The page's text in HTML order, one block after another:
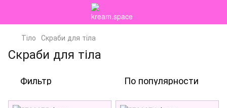
Тіло Скраби для тіла
Скраби для тіла
Фильтр По популярности